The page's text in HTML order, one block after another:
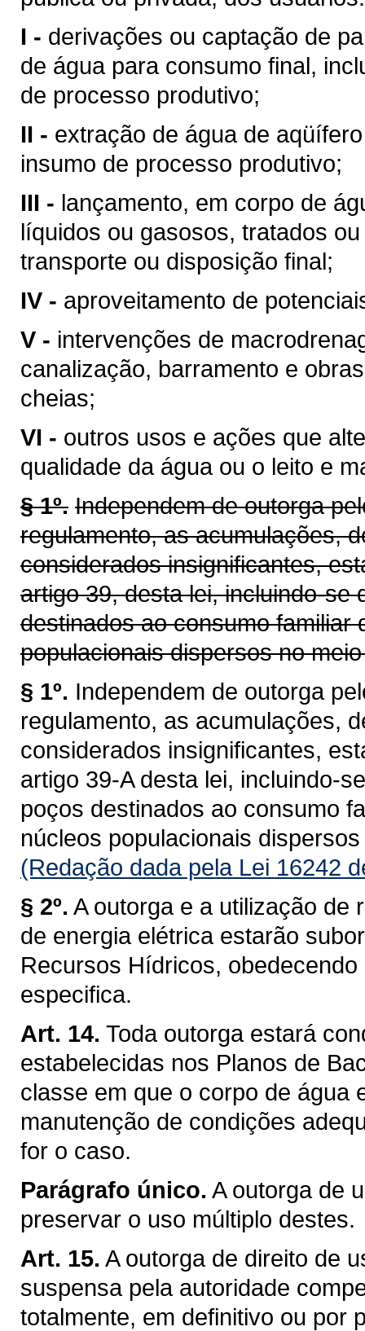
I - derivações ou captação de
de água para consumo final,
de processo produtivo;
II - extração de água de
insumo de processo produtivo;
III - lançamento, em corpo de
líquidos ou gasosos, tratados
transporte ou disposição final;
IV - aproveitamento de
V - intervenções de
canalização, barramento e
cheias;
VI - outros usos e ações que
qualidade da água ou o leito e
§ 1º. Independem de outorga
regulamento, as acumulações,
considerados insignificantes,
artigo 39, desta lei, incluindo-se
destinados ao consumo familiar
populacionais dispersos no
§ 1º. Independem de outorga
regulamento, as acumulações,
considerados insignificantes,
artigo 39-A desta lei, incluindo-
poços destinados ao consumo
núcleos populacionais
(Redação dada pela Lei 16242
§ 2º. A outorga e a utilização de
de energia elétrica estarão
Recursos Hídricos,
especifica.
Art. 14. Toda outorga estará
estabelecidas nos Planos de
classe em que o corpo de água
manutenção de condições
for o caso.
Parágrafo único. A outorga de
preservar o uso múltiplo destes.
Art. 15. A outorga de direito de
suspensa pela autoridade
totalmente, em definitivo ou por